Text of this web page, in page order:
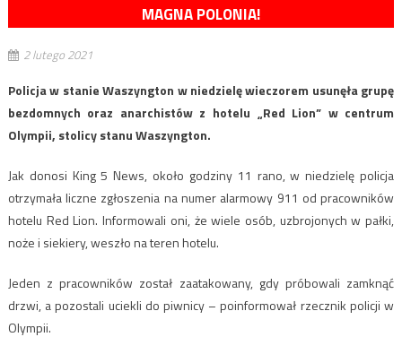
MAGNA POLONIA!
2 lutego 2021
Policja w stanie Waszyngton w niedzielę wieczorem usunęła grupę
bezdomnych oraz anarchistów z hotelu „Red Lion” w centrum
Olympii, stolicy stanu Waszyngton.
Jak donosi King 5 News, około godziny 11 rano, w niedzielę policja
otrzymała liczne zgłoszenia na numer alarmowy 911 od pracowników
hotelu Red Lion. Informowali oni, że wiele osób, uzbrojonych w pałki,
noże i siekiery, weszło na teren hotelu.
Jeden z pracowników został zaatakowany, gdy próbowali zamknąć
drzwi, a pozostali uciekli do piwnicy – poinformował rzecznik policji w
Olympii.